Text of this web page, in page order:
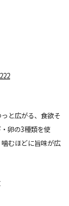
と広がる、食欲そ
卵の3種類を使
むほどに旨味が広